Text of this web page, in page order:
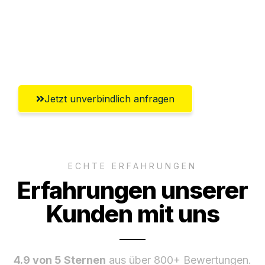
Jetzt unverbindlich anfragen
ECHTE ERFAHRUNGEN
Erfahrungen unserer
Kunden mit uns
4.9 von 5 Sternen aus über 800+ Bewertungen.